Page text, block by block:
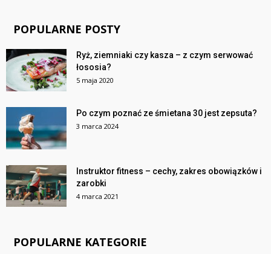
POPULARNE POSTY
Ryż, ziemniaki czy kasza – z czym serwować
łososia?
5 maja 2020
Po czym poznać ze śmietana 30 jest zepsuta?
3 marca 2024
Instruktor fitness – cechy, zakres obowiązków i
zarobki
4 marca 2021
POPULARNE KATEGORIE